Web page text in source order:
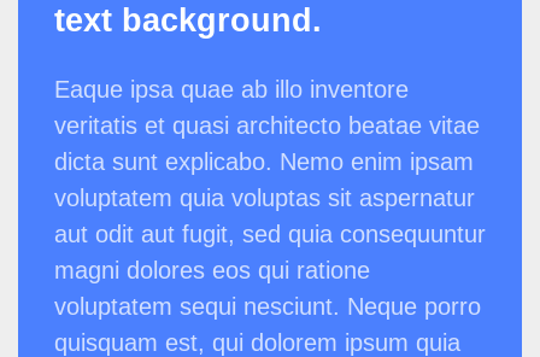
text background.
Eaque ipsa quae ab illo inventore
veritatis et quasi architecto beatae vitae
dicta sunt explicabo. Nemo enim ipsam
voluptatem quia voluptas sit aspernatur
aut odit aut fugit, sed quia consequuntur
magni dolores eos qui ratione
voluptatem sequi nesciunt. Neque porro
quisquam est, qui dolorem ipsum quia